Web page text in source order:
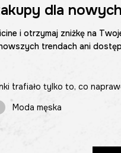
dla
i otrzymaj zniżkę na
trendach ani
trafiało tylko to, co
Moda męska